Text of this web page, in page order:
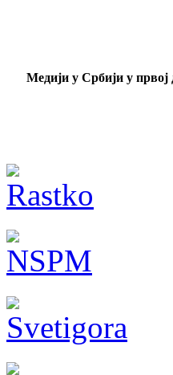
Mедији у Србији у